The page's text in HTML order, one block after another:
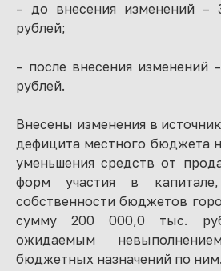
– до внесения изменений –
рублей;
– после внесения изменений
рублей.
Внесены изменения в
дефицита местного бюджета
уменьшения средств от
форм участия в
собственности бюджетов
сумму 200 000,0 тыс.
ожидаемым
бюджетных назначений по ним.